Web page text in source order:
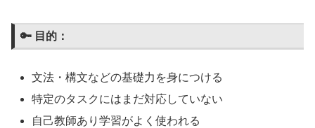
🔑 目的：
文法・構文などの基礎力を身につける
特定のタスクにはまだ対応していない
自己教師あり学習がよく使われる